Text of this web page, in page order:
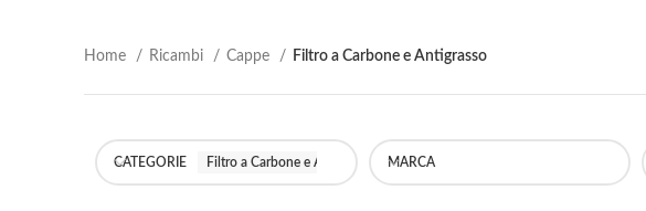
Home Ricambi Cappe Filtro a Carbone e Antigrasso
CATEGORIE Filtro a Carbone e Antigrasso MARCA